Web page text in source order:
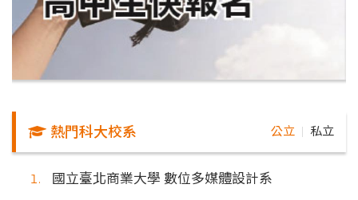
熱門科大校系 公立 私立
國立臺北商業大學 數位多媒體設計系